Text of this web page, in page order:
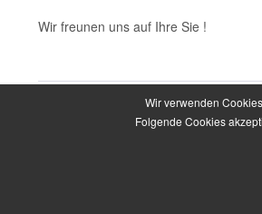
Wir freunen uns auf Ihre Sie !
Wir verwenden
Folgende Cookies